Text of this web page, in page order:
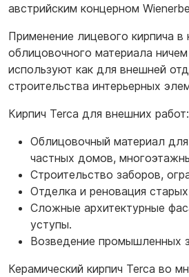
австрийским концерном
Применение лицевого кирпича в
облицовочного материала
используют как для внешней
строительства интерьерных
Кирпич Terca для внешних работ:
Облицовочный материал
частных домов,
Строительство заборов,
Отделка и реновация
Сложные архитектурные
уступы.
Возведение промышленных
Керамический кирпич Terca во